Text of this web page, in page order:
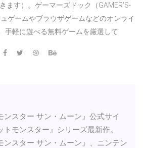
ます）。ゲーマーズドック（GAMER'S-
ゲームやブラウザゲームなどのオンライ
手軽に遊べる無料ゲームを厳選して
ンスター サン・ムーン』公式サイ
トモンスター』シリーズ最新作。
ンスター サン・ムーン』、ニンテン